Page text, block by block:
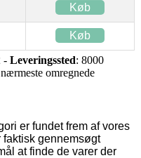
Køb
Køb
- Leveringssted: 8000
omregnede
er fundet frem af vores
gennemsøgt
at finde de varer der